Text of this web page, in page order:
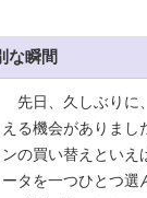
な瞬間
先日、久しぶりに
える機会がありまし
ンの買い替えといえ
ータを一つひとつ選